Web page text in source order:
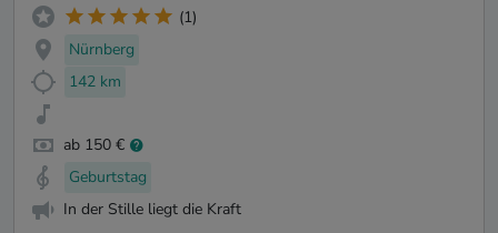
(1)
Nürnberg
142 km
ab 150 €
Geburtstag
In der Stille liegt die Kraft